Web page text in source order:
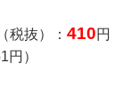
税抜）：410円
円）